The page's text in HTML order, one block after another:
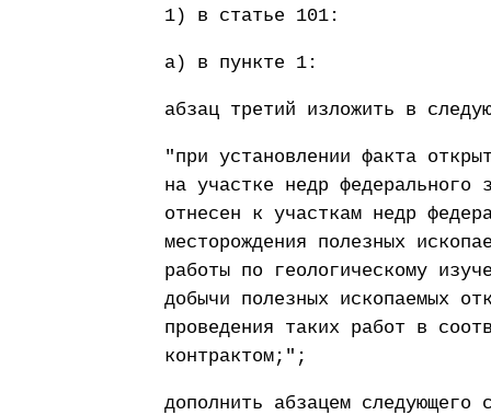
1) в статье 101:
а) в пункте 1:
абзац третий изложить в
"при установлении факта
на участке недр федерального
отнесен к участкам недр
месторождения полезных
работы по геологическому
добычи полезных ископаемых
проведения таких работ в
контрактом;";
дополнить абзацем следующего